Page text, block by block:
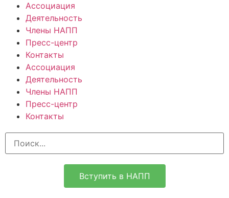
Ассоциация
Деятельность
Члены НАПП
Пресс-центр
Контакты
Ассоциация
Деятельность
Члены НАПП
Пресс-центр
Контакты
Вступить в НАПП